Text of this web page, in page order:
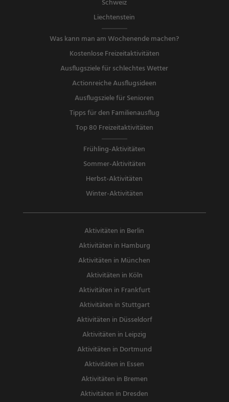
Schweiz
Liechtenstein
Was kann man am Wochenende machen?
Kostenlose Freizeitaktivitäten
Ausflugsziele für schlechtes Wetter
Actionreiche Ausflugsideen
Ausflugsziele für Senioren
Tipps für den Familienausflug
Top 80 Freizeitaktivitäten
Frühling-Aktivitäten
Sommer-Aktivitäten
Herbst-Aktivitäten
Winter-Aktivitäten
Aktivitäten in Berlin
Aktivitäten in Hamburg
Aktivitäten in München
Aktivitäten in Köln
Aktivitäten in Frankfurt
Aktivitäten in Stuttgart
Aktivitäten in Düsseldorf
Aktivitäten in Leipzig
Aktivitäten in Dortmund
Aktivitäten in Essen
Aktivitäten in Bremen
Aktivitäten in Dresden